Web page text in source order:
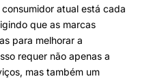
consumidor atual está cada
que as marcas
para melhorar a
requer não apenas a
mas também um